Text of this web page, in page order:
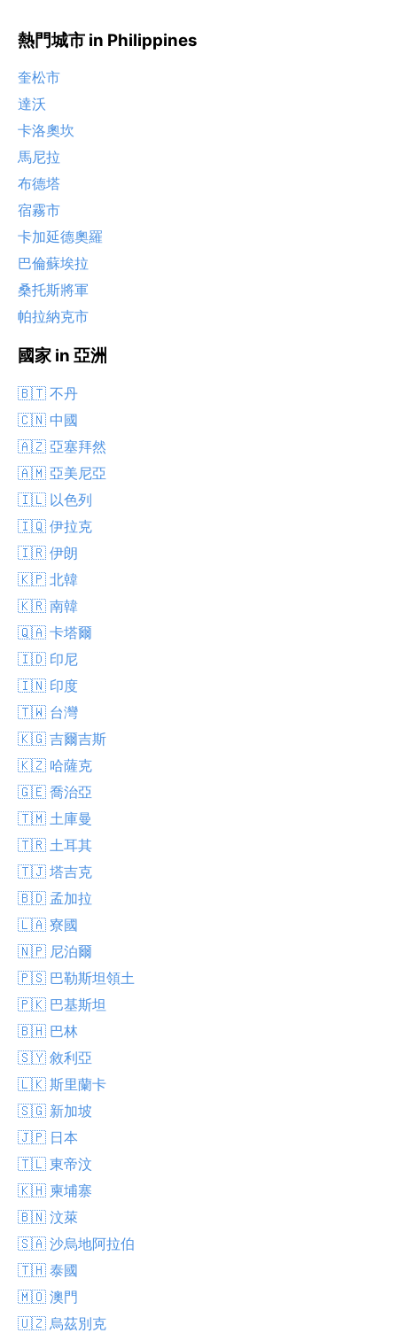
熱門城市 in Philippines
奎松市
達沃
卡洛奧坎
馬尼拉
布德塔
宿霧市
卡加延德奧羅
巴倫蘇埃拉
桑托斯將軍
帕拉納克市
國家 in 亞洲
🇧🇹 不丹
🇨🇳 中國
🇦🇿 亞塞拜然
🇦🇲 亞美尼亞
🇮🇱 以色列
🇮🇶 伊拉克
🇮🇷 伊朗
🇰🇵 北韓
🇰🇷 南韓
🇶🇦 卡塔爾
🇮🇩 印尼
🇮🇳 印度
🇹🇼 台灣
🇰🇬 吉爾吉斯
🇰🇿 哈薩克
🇬🇪 喬治亞
🇹🇲 土庫曼
🇹🇷 土耳其
🇹🇯 塔吉克
🇧🇩 孟加拉
🇱🇦 寮國
🇳🇵 尼泊爾
🇵🇸 巴勒斯坦領土
🇵🇰 巴基斯坦
🇧🇭 巴林
🇸🇾 敘利亞
🇱🇰 斯里蘭卡
🇸🇬 新加坡
🇯🇵 日本
🇹🇱 東帝汶
🇰🇭 柬埔寨
🇧🇳 汶萊
🇸🇦 沙烏地阿拉伯
🇹🇭 泰國
🇲🇴 澳門
🇺🇿 烏茲別克